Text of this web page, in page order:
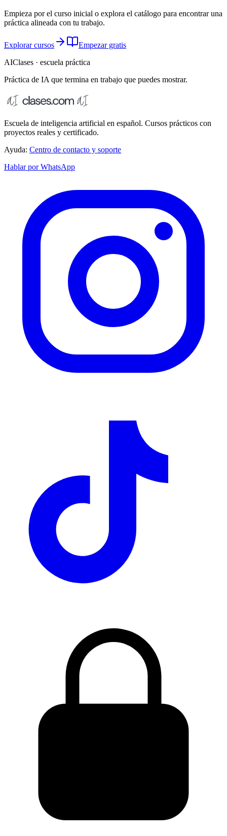
Empieza por el curso inicial o explora el catálogo para encontrar una
práctica alineada con tu trabajo.
Explorar cursos
Empezar gratis
AIClases · escuela práctica
Práctica de IA que termina en trabajo que puedes mostrar.
Escuela de inteligencia artificial en español. Cursos prácticos con
proyectos reales y certificado.
Ayuda: Centro de contacto y soporte
Hablar por WhatsApp